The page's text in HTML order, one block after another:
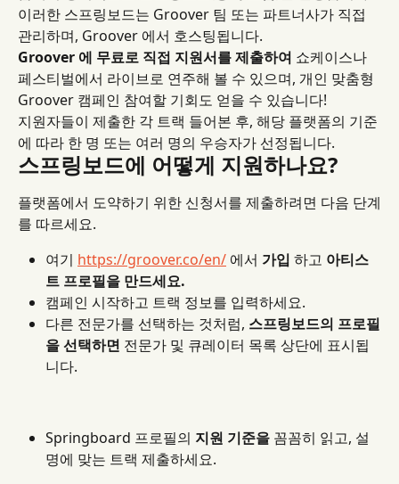
이러한 스프링보드는 Groover 팀 또는 파트너사가 직접
관리하며, Groover 에서 호스팅됩니다.
Groover 에 무료로 직접 지원서를 제출하여 쇼케이스나
페스티벌에서 라이브로 연주해 볼 수 있으며, 개인 맞춤형
Groover 캠페인 참여할 기회도 얻을 수 있습니다!
지원자들이 제출한 각 트랙 들어본 후, 해당 플랫폼의 기준
에 따라 한 명 또는 여러 명의 우승자가 선정됩니다.
스프링보드에 어떻게 지원하나요?
플랫폼에서 도약하기 위한 신청서를 제출하려면 다음 단계
를 따르세요.
여기 https://groover.co/en/ 에서 가입 하고 아티스
트 프로필을 만드세요.
캠페인 시작하고 트랙 정보를 입력하세요.
다른 전문가를 선택하는 것처럼, 스프링보드의 프로필
을 선택하면 전문가 및 큐레이터 목록 상단에 표시됩
니다.
Springboard 프로필의 지원 기준을 꼼꼼히 읽고, 설
명에 맞는 트랙 제출하세요.